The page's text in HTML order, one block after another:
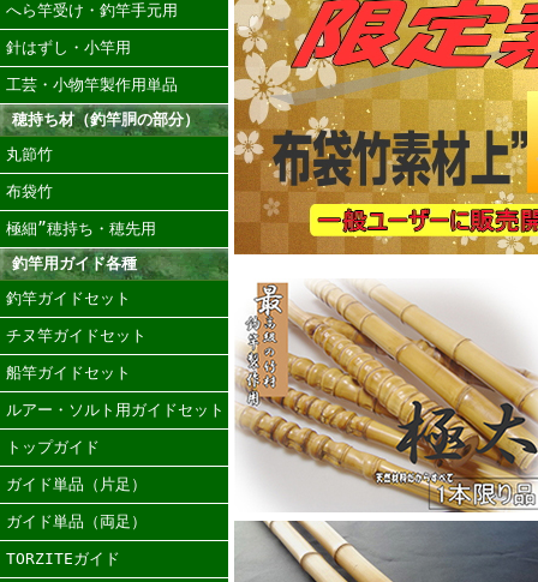
へら竿受け・釣竿手元用
針はずし・小竿用
工芸・小物竿製作用単品
穂持ち材（釣竿胴の部分）
丸節竹
布袋竹
極細”穂持ち・穂先用
釣竿用ガイド各種
釣竿ガイドセット
チヌ竿ガイドセット
船竿ガイドセット
ルアー・ソルト用ガイドセット
トップガイド
ガイド単品（片足）
ガイド単品（両足）
TORZITEガイド